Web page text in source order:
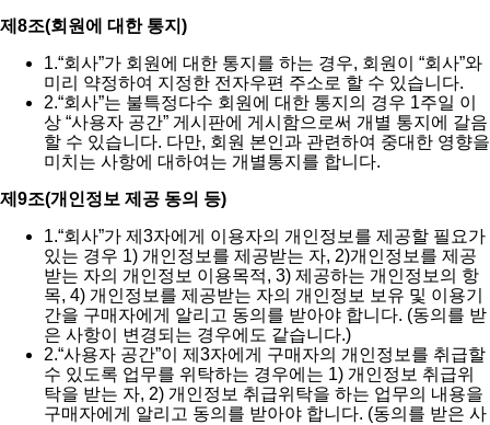
제8조(회원에 대한 통지)
1.“회사”가 회원에 대한 통지를 하는 경우, 회원이 “회사”와
미리 약정하여 지정한 전자우편 주소로 할 수 있습니다.
2.“회사”는 불특정다수 회원에 대한 통지의 경우 1주일 이
상 “사용자 공간” 게시판에 게시함으로써 개별 통지에 갈음
할 수 있습니다. 다만, 회원 본인과 관련하여 중대한 영향을
미치는 사항에 대하여는 개별통지를 합니다.
제9조(개인정보 제공 동의 등)
1.“회사”가 제3자에게 이용자의 개인정보를 제공할 필요가
있는 경우 1) 개인정보를 제공받는 자, 2)개인정보를 제공
받는 자의 개인정보 이용목적, 3) 제공하는 개인정보의 항
목, 4) 개인정보를 제공받는 자의 개인정보 보유 및 이용기
간을 구매자에게 알리고 동의를 받아야 합니다. (동의를 받
은 사항이 변경되는 경우에도 같습니다.)
2.“사용자 공간”이 제3자에게 구매자의 개인정보를 취급할
수 있도록 업무를 위탁하는 경우에는 1) 개인정보 취급위
탁을 받는 자, 2) 개인정보 취급위탁을 하는 업무의 내용을
구매자에게 알리고 동의를 받아야 합니다. (동의를 받은 사